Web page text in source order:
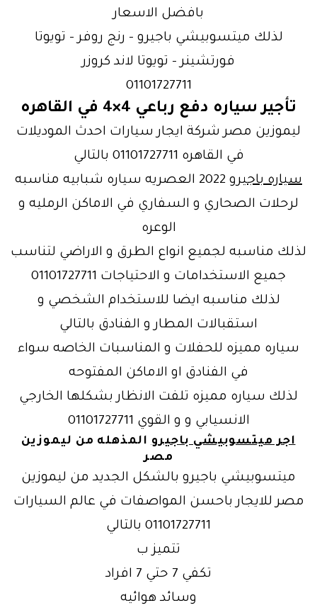
بافضل الاسعار
لذلك ميتسوبيشي باجيرو – رنج روفر – تويوتا
فورتشينر – تويوتا لاند كروزر
01101727711
تأجير سياره دفع رباعي 4×4 في القاهره
ليموزين مصر شركة ايجار سيارات احدث الموديلات
في القاهره 01101727711 بالتالي
سياره باجيرو
2022 العصريه سياره شبابيه مناسبه
لرحلات الصحاري و السفاري في الاماكن الرمليه و
الوعره
لذلك مناسبه لجميع انواع الطرق و الاراضي لتناسب
جميع الاستخدامات و الاحتياجات 01101727711
لذلك مناسبه ايضا للاستخدام الشخصي و
استقبالات المطار و الفنادق بالتالي
سياره مميزه للحفلات و المناسبات الخاصه سواء
في الفنادق او الاماكن المفتوحه
لذلك سياره مميزه تلفت الانظار بشكلها الخارجي
الانسيابي و و القوي 01101727711
اجر ميتسوبيشي باجيروالمذهله من ليموزين
مصر
ميتسوبيشي باجيرو بالشكل الجديد من ليموزين
مصر للايجار باحسن المواصفات في عالم السيارات
01101727711 بالتالي
تتميز ب
تكفي 7 حتي 7 افراد
وسائد هوائيه